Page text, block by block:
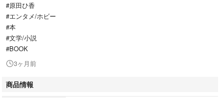
#原田ひ香
#エンタメ/ホビー
#本
#文学/小説
#BOOK
3ヶ月前
商品情報